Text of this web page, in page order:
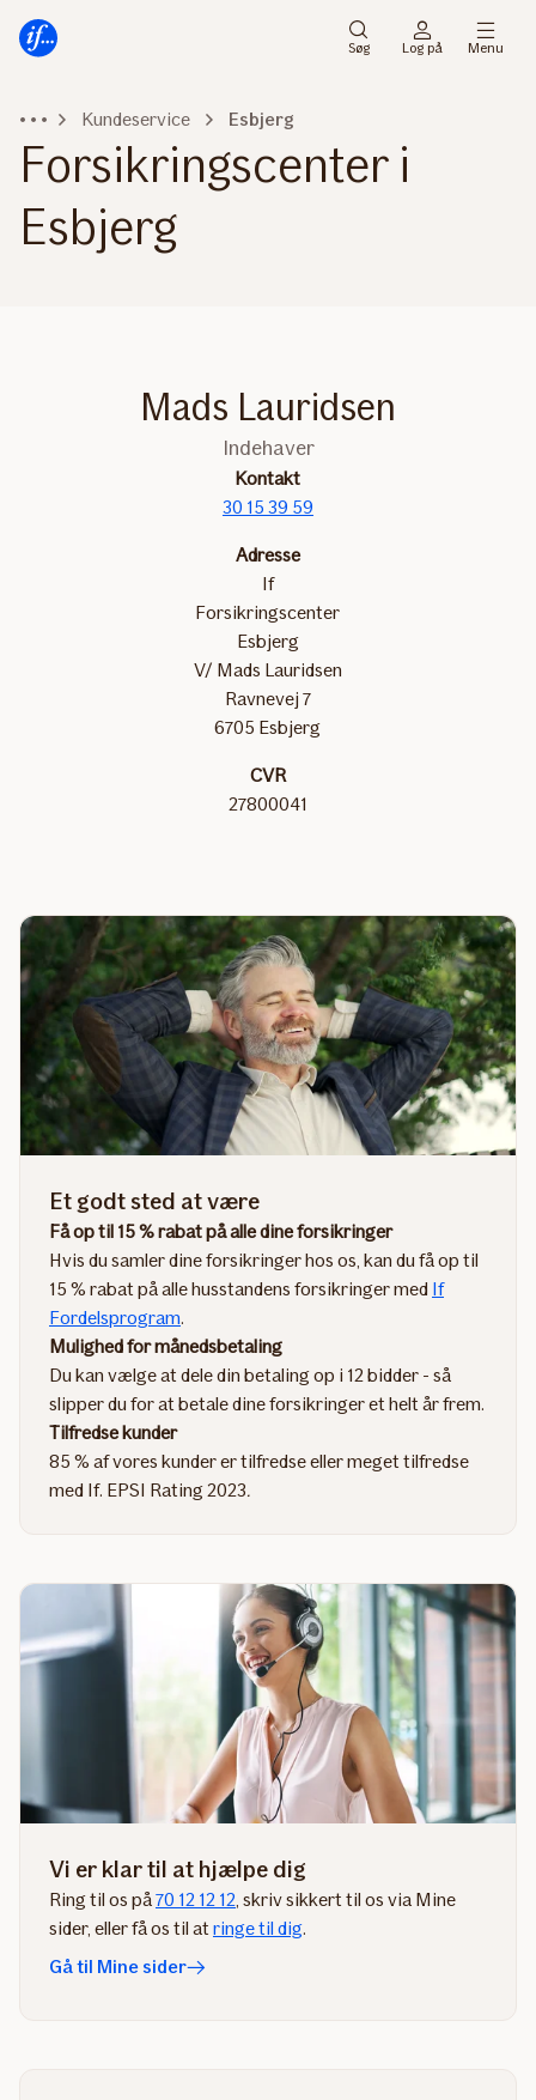
Søg Log på Menu
Kundeservice Esbjerg
Forsikringscenter i
Esbjerg
Mads Lauridsen
Indehaver
Kontakt
30 15 39 59
Adresse
If
Forsikringscenter
Esbjerg
V/ Mads Lauridsen
Ravnevej 7
6705 Esbjerg
CVR
27800041
Et godt sted at være
Få op til 15 % rabat på alle dine forsikringer
Hvis du samler dine forsikringer hos os, kan du få op til
15 % rabat på alle husstandens forsikringer med If
Fordelsprogram.
Mulighed for månedsbetaling
Du kan vælge at dele din betaling op i 12 bidder - så
slipper du for at betale dine forsikringer et helt år frem.
Tilfredse kunder
85 % af vores kunder er tilfredse eller meget tilfredse
med If. EPSI Rating 2023.
Vi er klar til at hjælpe dig
Ring til os på70 12 12 12, skriv sikkert til os via Mine
sider​, eller få os til at ringe til dig​.​​​​​​​​​
Gå til Mine sider